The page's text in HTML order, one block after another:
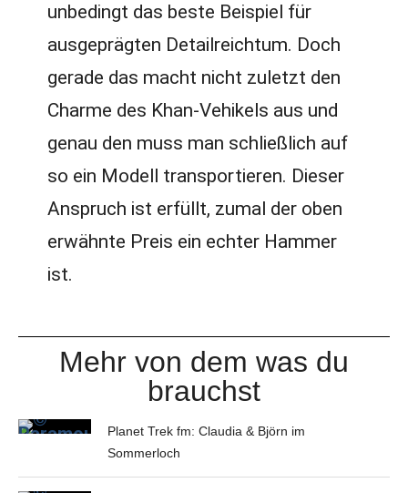
unbedingt das beste Beispiel für
ausgeprägten Detailreichtum. Doch
gerade das macht nicht zuletzt den
Charme des Khan-Vehikels aus und
genau den muss man schließlich auf
so ein Modell transportieren. Dieser
Anspruch ist erfüllt, zumal der oben
erwähnte Preis ein echter Hammer
ist.
Mehr von dem was du
brauchst
Planet Trek fm: Claudia & Björn im
Sommerloch